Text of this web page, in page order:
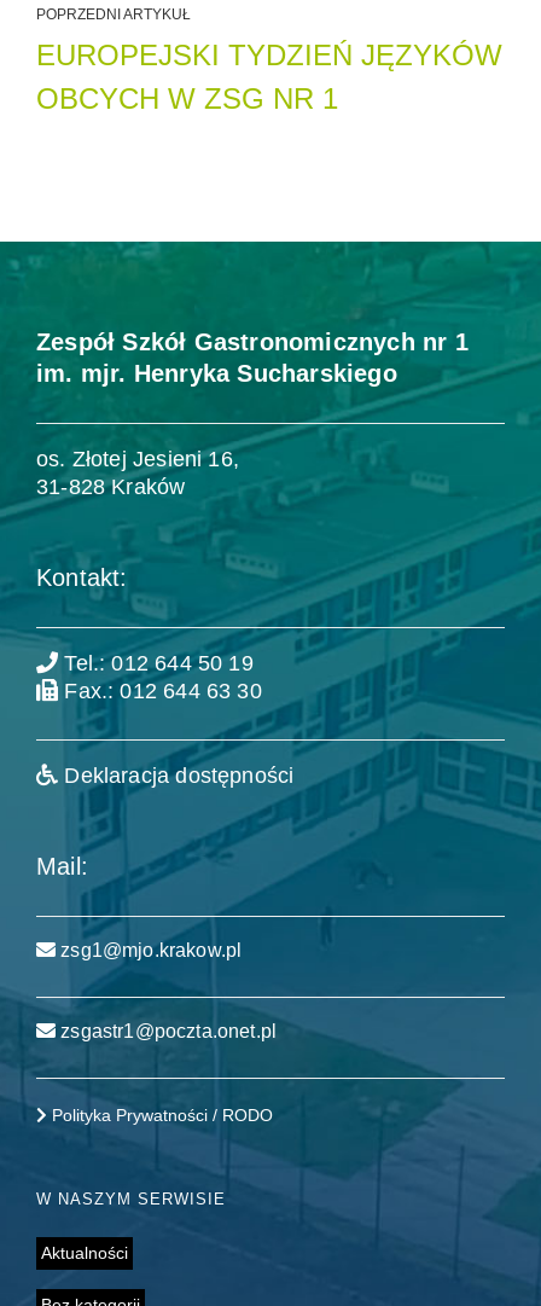
POPRZEDNI ARTYKUŁ
EUROPEJSKI TYDZIEŃ JĘZYKÓW
OBCYCH W ZSG NR 1
Zespół Szkół Gastronomicznych nr 1
im. mjr. Henryka Sucharskiego
os. Złotej Jesieni 16,
31-828 Kraków
Kontakt:
Tel.: 012 644 50 19
Fax.: 012 644 63 30
Deklaracja dostępności
Mail:
zsg1@mjo.krakow.pl
zsgastr1@poczta.onet.pl
Polityka Prywatności / RODO
W NASZYM SERWISIE
Aktualności